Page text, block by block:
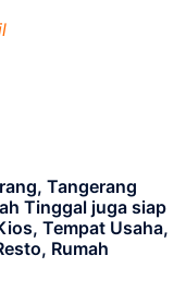
Tangerang
Tinggal juga siap
Tempat Usaha,
Rumah